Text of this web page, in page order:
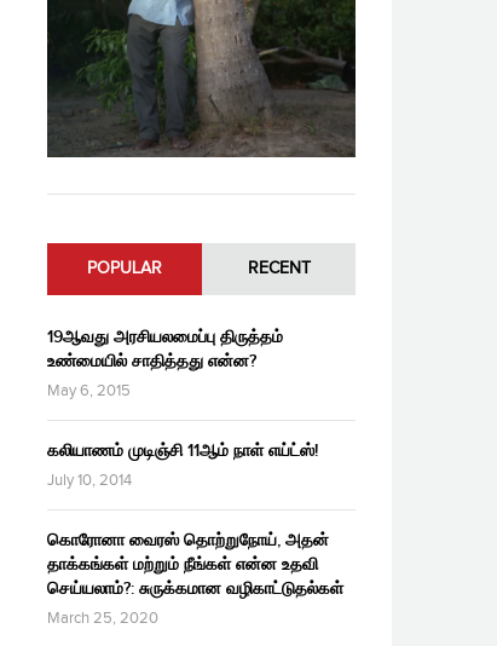
POPULAR RECENT
19ஆவது அரசியலமைப்பு திருத்தம்
உண்மையில் சாதித்தது என்ன?
May 6, 2015
கலியாணம் முடிஞ்சி 11ஆம் நாள் எய்ட்ஸ்!
July 10, 2014
கொரோனா வைரஸ் தொற்றுநோய், அதன்
தாக்கங்கள் மற்றும் நீங்கள் என்ன உதவி
செய்யலாம்?: சுருக்கமான வழிகாட்டுதல்கள்
March 25, 2020